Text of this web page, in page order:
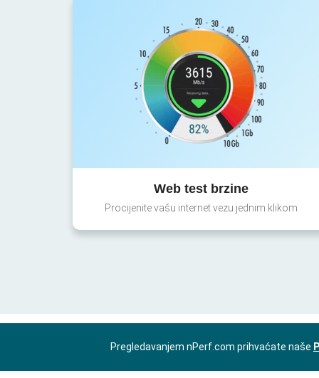
Web test brzine
Procijenite vašu internet vezu jednim klikom
Pregledavanjem nPerf.com prihvaćate naše